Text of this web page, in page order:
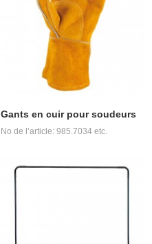
Gants en cuir pour soudeurs
No de l’article: 985.7034 etc.